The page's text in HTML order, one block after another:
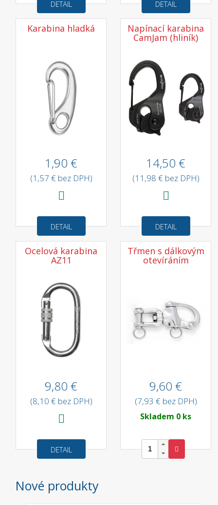
DETAIL DETAIL
Karabina hladká
1,90 €
(1,57 € bez DPH)
DETAIL
Napínací karabina
CamJam (hliník)
14,50 €
(11,98 € bez DPH)
DETAIL
Ocelová karabina
AZ11
9,80 €
(8,10 € bez DPH)
DETAIL
Třmen s dálkovým
otevíráním
9,60 €
(7,93 € bez DPH)
Skladem 0 ks
Nové produkty